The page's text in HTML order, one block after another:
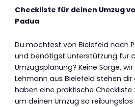
Checkliste für deinen Umzug
Padua
Du möchtest von Bielefeld nach
und benötigst Unterstützung für
Umzugsplanung? Keine Sorge,
Lehmann aus Bielefeld stehen dir
haben eine praktische
um deinen Umzug so